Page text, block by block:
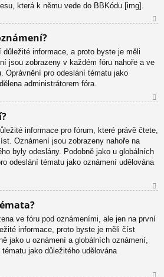
která k němu vede do BBKódu [img].
u
informace, a proto byste je měli
jsou zobrazeny v každém fóru nahoře a ve
Oprávnění pro odeslání tématu jako
administrátorem fóra.
or
informace pro fórum, které právě čtete,
Oznámení jsou zobrazeny nahoře na
byly odeslány. Podobně jako u globálních
odeslání tématu jako oznámení udělována
or
ve fóru pod oznámeními, ale jen na první
informace, proto byste je měli číst
jako u oznámení a globálních oznámení,
jako důležitého udělována